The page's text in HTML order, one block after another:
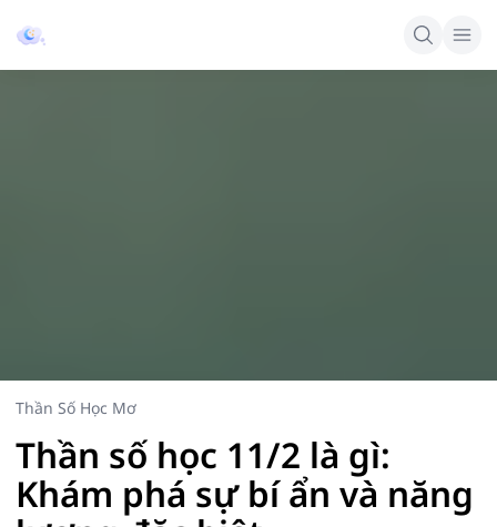
Thần Số Học Mơ
Thần số học 11/2 là gì:
Khám phá sự bí ẩn và năng